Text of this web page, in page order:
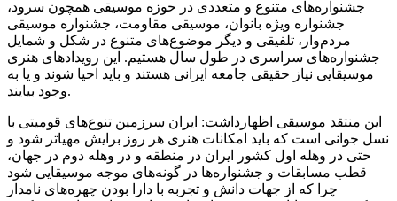
جشنواره‌های متنوع و متعددی در حوزه موسیقی همچون سرود،
جشنواره ویژه بانوان، موسیقی مقاومت، جشنواره موسیقی
مردم‌وار، تلفیقی و دیگر موضوع‌های متنوع در شکل و شمایل
جشنواره‌های سراسری در طول سال هستیم. این رویدادهای هنری
موسیقایی نیاز حقیقی جامعه ایرانی هستند و باید احیا شوند و یا به
وجود بیایند.
این منتقد موسیقی اظهارداشت: ایران سرزمین تنوع‌های قومیتی با
نسل جوانی است که باید امکانات هنری هر روز برایش مهیاتر شود و
حتی در وهله اول کشور ایران در منطقه و در وهله دوم در جهان،
قطب مسابقات و جشنواره‌ها در گونه‌های موجه موسیقایی شود
چرا که از جهات دانش و تجربه با دارا بودن چهره‌های نامدار